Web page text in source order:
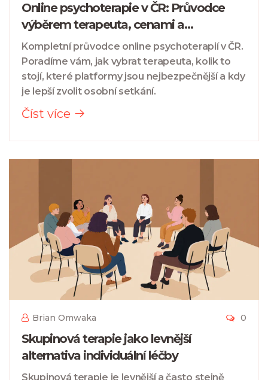
Online psychoterapie v ČR: Průvodce
výběrem terapeuta, cenami a
platformami
Kompletní průvodce online psychoterapií v ČR.
Poradíme vám, jak vybrat terapeuta, kolik to
stojí, které platformy jsou nejbezpečnější a kdy
je lepší zvolit osobní setkání.
Číst více
Brian Omwaka 0
Skupinová terapie jako levnější
alternativa individuální léčby
Skupinová terapie je levnější a často stejně